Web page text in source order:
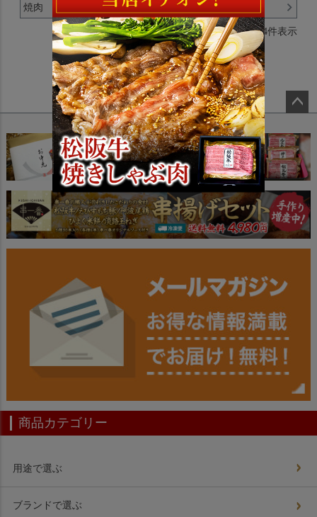
焼肉
4件中 1-4件表示
ジト
ップ
へ
商品カテゴリー
用途で選ぶ
ブランドで選ぶ